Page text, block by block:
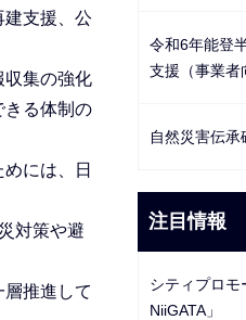
建支援、公
収集の強化
きる体制の
には、日
対策や避
推進して
令和6年能登
支援（事業者
自然災害伝承
注目情報
シティプロ
NiiGATA」